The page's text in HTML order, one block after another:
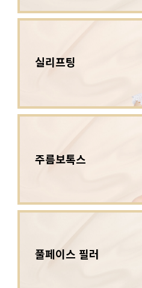
실리프팅
주름보톡스
풀페이스 필러